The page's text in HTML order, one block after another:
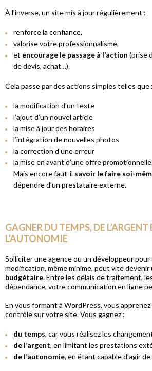
À l’inverse, un site mis à jour régulièrement :
renforce la confiance,
valorise votre professionnalisme,
et encourage le passage à l’action (prise
de devis, achat…).
Cela passe par des actions simples telles que :
la modification d’un texte
l’ajout d’un nouvel article
la mise à jour des horaires
l’intégration de nouvelles photos
la correction d’une erreur
la mise en avant d’une offre
Mais encore faut-il savoir le faire soi-
dépendre d’un prestataire externe.
GAGNER DU TEMPS, DE L’ARGENT
L’AUTONOMIE
Solliciter une agence ou un développeur
modification, même minime, peut vite devenir
budgétaire. Entre les délais de traitement,
dépendance, votre communication en ligne
En vous formant à WordPress, vous
contrôle sur votre site. Vous gagnez :
du temps, car vous réalisez les
de l’argent, en limitant les prestations
de l’autonomie, en étant capable d’agir